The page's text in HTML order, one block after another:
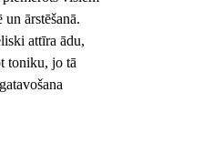
ārstēšanā.
attīra ādu,
toniku, jo tā